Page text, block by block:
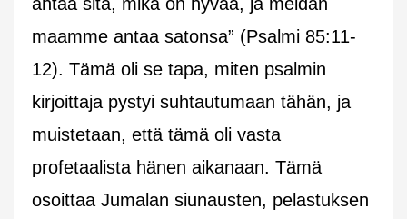
maamme antaa satonsa” (Psalmi 85:11-
12). Tämä oli se tapa, miten psalmin
kirjoittaja pystyi suhtautumaan tähän, ja
muistetaan, että tämä oli vasta
profetaalista hänen aikanaan. Tämä
osoittaa Jumalan siunausten, pelastuksen